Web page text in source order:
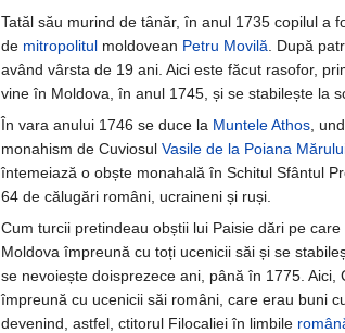
Tatăl său murind de tânăr, în anul 1735 copilul a
de mitropolitul moldovean Petru Movilă . După
având vârsta de 19 ani. Aici este făcut rasofor,
vine în Moldova, în anul 1745, și se stabilește la
În vara anului 1746 se duce la Muntele Athos ,
monahism de Cuviosul Vasile de la Poiana
întemeiază o obște monahală în Schitul Sfântul
64 de călugări români, ucraineni și ruși.
Cum turcii pretindeau obștii lui Paisie dări pe
Moldova împreună cu toți ucenicii săi și se
se nevoiește doisprezece ani, până în 1775.
împreună cu ucenicii săi români, care erau buni
devenind, astfel, ctitorul Filocaliei în limbile